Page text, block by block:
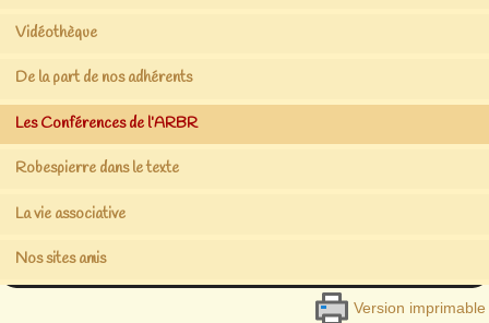
Vidéothèque
De la part de nos adhérents
Les Conférences de l’ARBR
Robespierre dans le texte
La vie associative
Nos sites amis
Version imprimable